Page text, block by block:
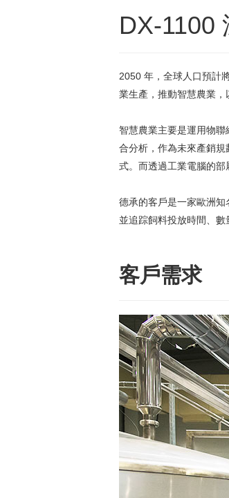
DX-1100
2050 年，全球人口預計
業生產，推動智慧農業，
智慧農業主要是運用物
合分析，作為未來產銷
式。而透過工業電腦的部
德承的客戶是一家歐洲
並追踪飼料投放時間、數
客戶需求